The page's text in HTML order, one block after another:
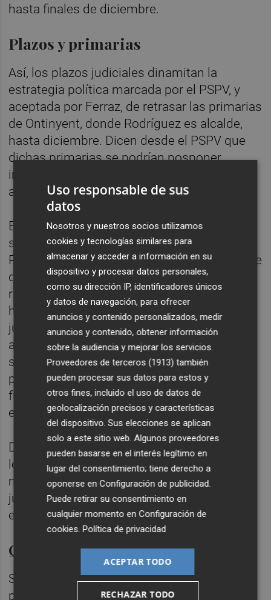
hasta finales de diciembre.
Plazos y primarias
Así, los plazos judiciales dinamitan la
estrategia política marcada por el PSPV, y
aceptada por Ferraz, de retrasar las primarias
de Ontinyent, donde Rodríguez es alcalde,
hasta diciembre. Dicen desde el PSPV que
dichas primarias se podrían posponer
incluso hasta marzo, tan solo dos meses
antes de las elecciones municipales.
El partido afirmó que si seguía el secreto de
sumario cuando llegaran las primarias,
Rodríguez podría presentarse y, en el caso de
que salga a la luz una vez elegido, se
retomará la cuestión para ver si existen
hecho más graves de los ya conocidos que
justifiquen que sea apartado de su cargo
antes de sentarse en el banquillo. Pero los
socialistas saben que esa situación será un
problema más que importante, pues si así
fuera, deberían echar a un candidato recién
elegido.
De hecho, esperaban que el secreto se
levantara este mes de octubre para tener
margen de maniobra, pero los tiempos
judiciales le han vuelto a suponer un escollo
en el camino de la política.
Quieren a Rodríguez
Sin embargo, para la oposición, la opción de
posponer las primarias más allá de
Uso responsable de sus
datos
Nosotros y nuestros socios utilizamos
cookies y tecnologías similares para
almacenar y acceder a información en su
dispositivo y procesar datos personales,
como su dirección IP, identificadores únicos
y datos de navegación, para ofrecer
anuncios y contenido personalizados, medir
anuncios y contenido, obtener información
sobre la audiencia y mejorar los servicios.
Proveedores de terceros (1913) también
pueden procesar sus datos para estos y
otros fines, incluido el uso de datos de
geolocalización precisos y características
del dispositivo. Sus elecciones se aplican
solo a este sitio web. Algunos proveedores
pueden basarse en el interés legítimo en
lugar del consentimiento; tiene derecho a
oponerse enConfiguración de publicidad
Puede retirar su consentimiento en
cualquier momento enConfiguración de
cookies .Política de privacidad
ACEPTAR TODO
RECHAZAR TODO